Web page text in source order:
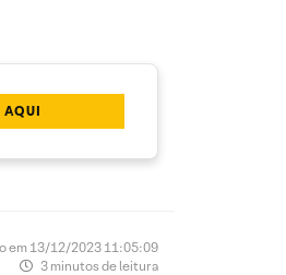
AQUI
em 13/12/2023 11:05:09
3 minutos de leitura